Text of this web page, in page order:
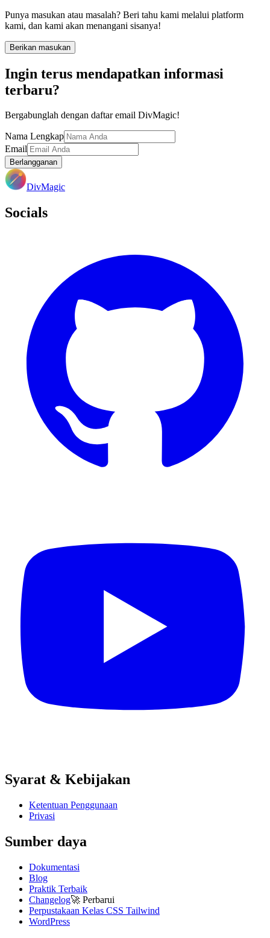
Punya masukan atau masalah? Beri tahu kami melalui platform
kami, dan kami akan menangani sisanya!
Berikan masukan
Ingin terus mendapatkan informasi
terbaru?
Bergabunglah dengan daftar email DivMagic!
Nama Lengkap
Email
Berlangganan
DivMagic
Socials
Syarat & Kebijakan
Ketentuan Penggunaan
Privasi
Sumber daya
Dokumentasi
Blog
Praktik Terbaik
Changelog🚀 Perbarui
Perpustakaan Kelas CSS Tailwind
WordPress